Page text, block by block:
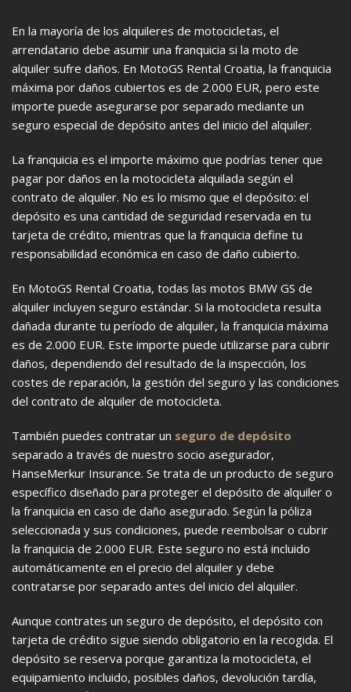
En la mayoría de los alquileres de motocicletas, el
arrendatario debe asumir una franquicia si la moto de
alquiler sufre daños. En MotoGS Rental Croatia, la franquicia
máxima por daños cubiertos es de 2.000 EUR, pero este
importe puede asegurarse por separado mediante un
seguro especial de depósito antes del inicio del alquiler.
La franquicia es el importe máximo que podrías tener que
pagar por daños en la motocicleta alquilada según el
contrato de alquiler. No es lo mismo que el depósito: el
depósito es una cantidad de seguridad reservada en tu
tarjeta de crédito, mientras que la franquicia define tu
responsabilidad económica en caso de daño cubierto.
En MotoGS Rental Croatia, todas las motos BMW GS de
alquiler incluyen seguro estándar. Si la motocicleta resulta
dañada durante tu período de alquiler, la franquicia máxima
es de 2.000 EUR. Este importe puede utilizarse para cubrir
daños, dependiendo del resultado de la inspección, los
costes de reparación, la gestión del seguro y las condiciones
del contrato de alquiler de motocicleta.
También puedes contratar un seguro de depósito
separado a través de nuestro socio asegurador,
HanseMerkur Insurance. Se trata de un producto de seguro
específico diseñado para proteger el depósito de alquiler o
la franquicia en caso de daño asegurado. Según la póliza
seleccionada y sus condiciones, puede reembolsar o cubrir
la franquicia de 2.000 EUR. Este seguro no está incluido
automáticamente en el precio del alquiler y debe
contratarse por separado antes del inicio del alquiler.
Aunque contrates un seguro de depósito, el depósito con
tarjeta de crédito sigue siendo obligatorio en la recogida. El
depósito se reserva porque garantiza la motocicleta, el
equipamiento incluido, posibles daños, devolución tardía,